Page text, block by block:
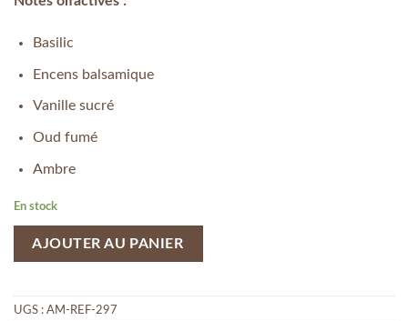
Basilic
Encens balsamique
Vanille sucré
Oud fumé
Ambre
En stock
AJOUTER AU PANIER
UGS : AM-REF-297